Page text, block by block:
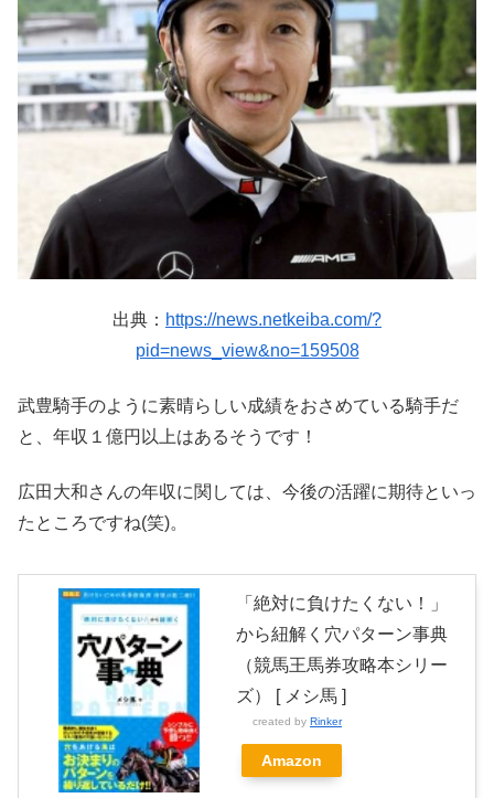
出典： https://news.netkeiba.com/?
pid=news_view&no=159508
武豊騎手のように素晴らしい成績をおさめている騎手だ
と、年収１億円以上はあるそうです！
広田大和さんの年収に関しては、今後の活躍に期待といっ
たところですね(笑)。
「絶対に負けたくない！」
から紐解く穴パターン事典
（競馬王馬券攻略本シリー
ズ） [ メシ馬 ]
created by Rinker
Amazon